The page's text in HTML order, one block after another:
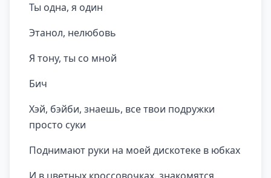
Ты одна, я один
Этанол, нелюбовь
Я тону, ты со мной
Бич
Хэй, бэйби, знаешь, все твои подружки
просто суки
Поднимают руки на моей дискотеке в юбках